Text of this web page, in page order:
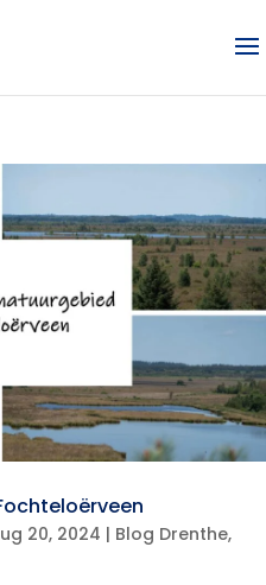
20, 2024 | Blog Drenthe,